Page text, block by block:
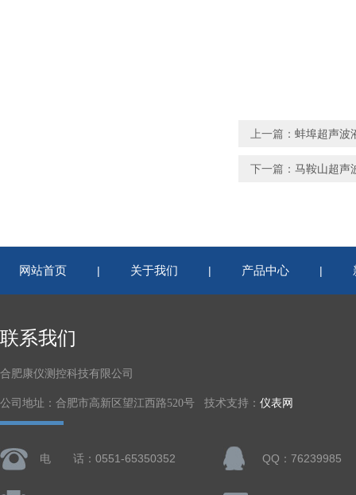
上一篇： 蚌埠超声波
下一篇： 马鞍山超声
网站首页 | 关于我们 | 产品中心 |
联系我们
合肥康仪测控科技有限公司
公司地址：合肥市高新区望江西路520号 技术支持： 仪表网
电 话：0551-65350352 QQ：76239985